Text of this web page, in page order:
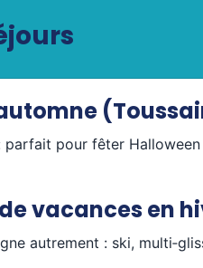
parfait pour fêter
vacances en
autrement : ski,